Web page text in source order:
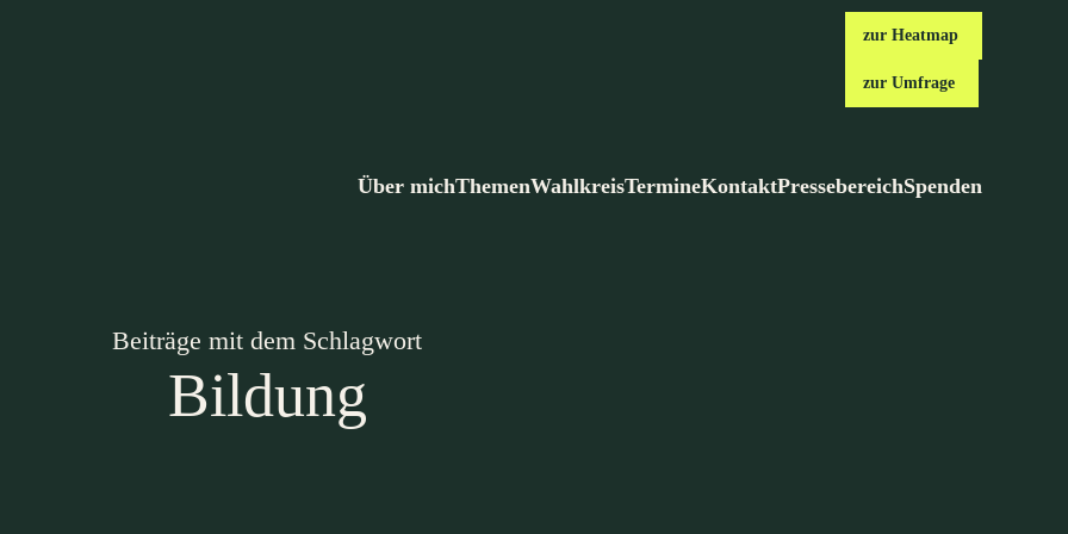
zur Heatmap
zur Umfrage
Über michThemenWahlkreisTermineKontaktPressebereichSpenden
Beiträge mit dem Schlagwort
Bildung